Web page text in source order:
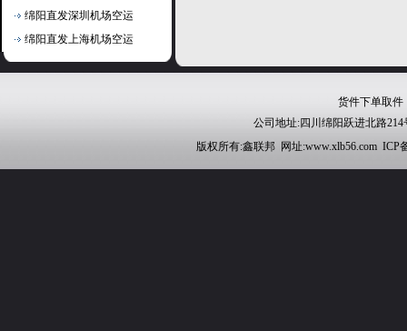
绵阳直发深圳机场空运
绵阳直发上海机场空运
货件下单取件
公司地址:四川绵阳跃进北路
版权所有:鑫联邦 网址:www.xlb56.com ICP